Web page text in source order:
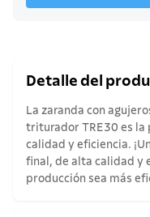
Detalle del
La zaranda con
triturador TRE30 es la
calidad y eficiencia.
final, de alta calidad y
producción sea más